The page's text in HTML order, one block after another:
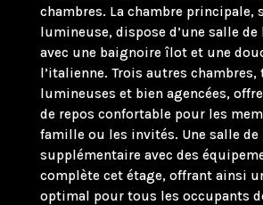
chambres. La chambre principale,
lumineuse, dispose d’une salle
avec une baignoire îlot et une
l’italienne. Trois autres
lumineuses et bien agencées,
de repos confortable pour les
famille ou les invités. Une salle de
supplémentaire avec des
complète cet étage, offrant ainsi
optimal pour tous les occupants